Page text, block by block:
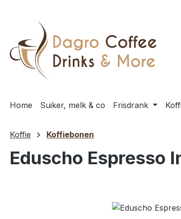
Home Suiker, melk & co Frisdrank
Koffie Koffiebonen
Eduscho Espresso
Afbeeldingengalerij overslaan